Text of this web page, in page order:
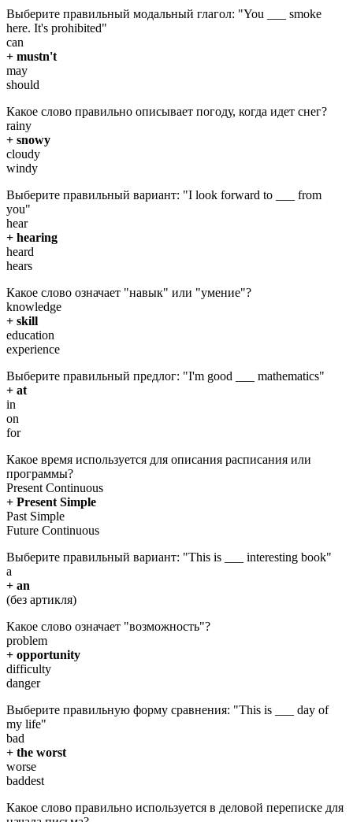
Выберите правильный модальный глагол: "You ___ smoke
here. It's prohibited"
can
+ mustn't
may
should
Какое слово правильно описывает погоду, когда идет снег?
rainy
+ snowy
cloudy
windy
Выберите правильный вариант: "I look forward to ___ from
you"
hear
+ hearing
heard
hears
Какое слово означает "навык" или "умение"?
knowledge
+ skill
education
experience
Выберите правильный предлог: "I'm good ___ mathematics"
+ at
in
on
for
Какое время используется для описания расписания или
программы?
Present Continuous
+ Present Simple
Past Simple
Future Continuous
Выберите правильный вариант: "This is ___ interesting book"
a
+ an
(без артикля)
Какое слово означает "возможность"?
problem
+ opportunity
difficulty
danger
Выберите правильную форму сравнения: "This is ___ day of
my life"
bad
+ the worst
worse
baddest
Какое слово правильно используется в деловой переписке для